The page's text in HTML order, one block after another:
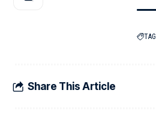
Share This Article